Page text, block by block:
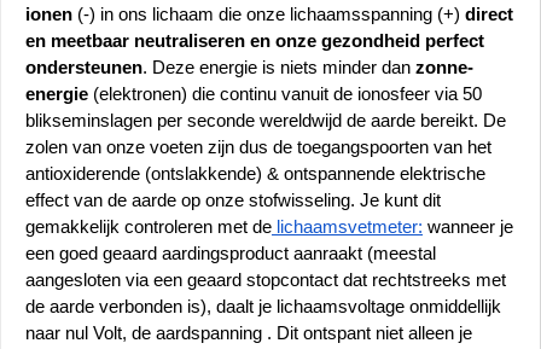
ionen (-) in ons lichaam die onze lichaamsspanning (+) direct
en meetbaar neutraliseren en onze gezondheid perfect
ondersteunen. Deze energie is niets minder dan zonne-
energie (elektronen) die continu vanuit de ionosfeer via 50
blikseminslagen per seconde wereldwijd de aarde bereikt. De
zolen van onze voeten zijn dus de toegangspoorten van het
antioxiderende (ontslakkende) & ontspannende elektrische
effect van de aarde op onze stofwisseling. Je kunt dit
gemakkelijk controleren met de lichaamsvetmeter: wanneer je
een goed geaard aardingsproduct aanraakt (meestal
aangesloten via een geaard stopcontact dat rechtstreeks met
de aarde verbonden is), daalt je lichaamsvoltage onmiddellijk
naar nul Volt, de aardspanning . Dit ontspant niet alleen je